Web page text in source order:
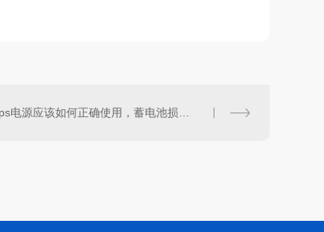
湖北ups电源应该如何正确使用，蓄电池损坏的原因可分为这几点